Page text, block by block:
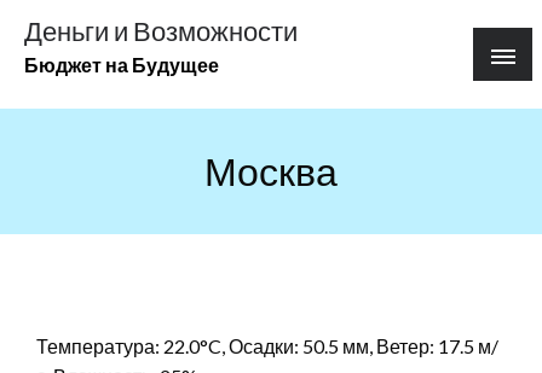
содержимому
Деньги и Возможности
Бюджет на Будущее
Москва
Температура: 22.0°C, Осадки: 50.5 мм, Ветер: 17.5 м/